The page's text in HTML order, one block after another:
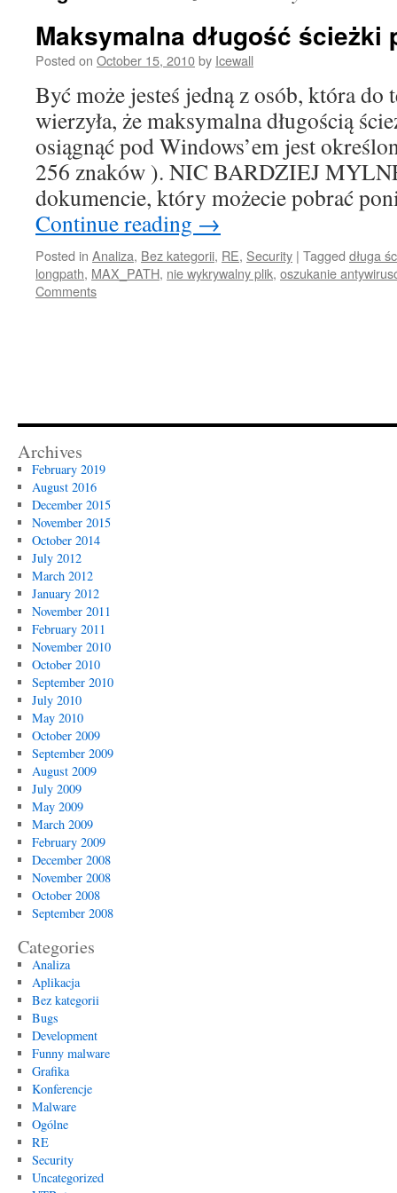
Maksymalna długość ścieżki
Posted on October 15, 2010by Icewall
Być może jesteś jedną z osób, która do
wierzyła, że maksymalna długością
osiągnąć pod Windows’em jest
256 znaków ). NIC BARDZIEJ
dokumencie, który możecie pobrać
Continue reading →
Posted in Analiza, Bez kategorii, RE, Security | Tagged długa
longpath, MAX_PATH, nie wykrywalny plik, oszukanie
Comments
Archives
February 2019
August 2016
December 2015
November 2015
October 2014
July 2012
March 2012
January 2012
November 2011
February 2011
November 2010
October 2010
September 2010
July 2010
May 2010
October 2009
September 2009
August 2009
July 2009
May 2009
March 2009
February 2009
December 2008
November 2008
October 2008
September 2008
Categories
Analiza
Aplikacja
Bez kategorii
Bugs
Development
Funny malware
Grafika
Konferencje
Malware
Ogólne
RE
Security
Uncategorized